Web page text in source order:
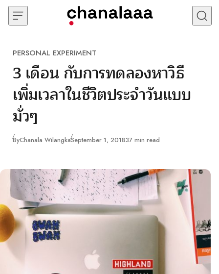
Skip to content
Category
PERSONAL EXPERIMENT
3 เดือน กับการทดลองหาวิธี
เพิ่มเวลาในชีวิตประจำวันแบบ
มั่วๆ
ByChanala WilangkaPublished
September 1, 201837 min read